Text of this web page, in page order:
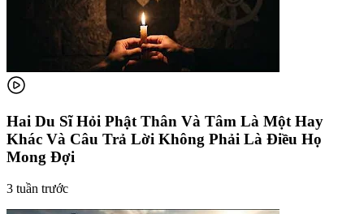
Hai Du Sĩ Hỏi Phật Thân Và Tâm Là Một Hay
Khác Và Câu Trả Lời Không Phải Là Điều Họ
Mong Đợi
3 tuần trước